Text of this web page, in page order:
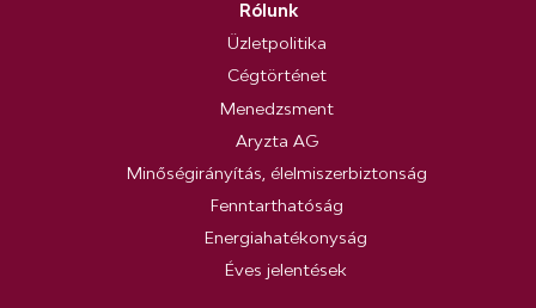
Rólunk
Üzletpolitika
Cégtörténet
Menedzsment
Aryzta AG
Minőségirányítás, élelmiszerbiztonság
Fenntarthatóság
Energiahatékonyság
Éves jelentések